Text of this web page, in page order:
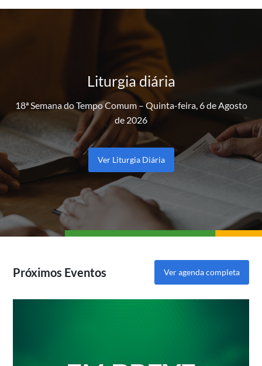
Liturgia diária
18ª Semana do Tempo Comum – Quinta-feira, 6 de Agosto
de 2026
Ver Liturgia Diária
Próximos Eventos Ver agenda completa